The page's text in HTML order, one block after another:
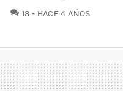
18 COMENTARIOS
HACE 4 AÑOS